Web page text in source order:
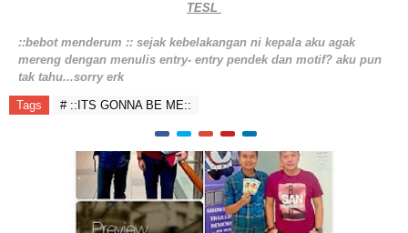
TESL
::bebot menderum :: sejak kebelakangan ni kepala aku agak
mereng dengan menulis entry- entry pendek dan motif? aku pun
tak tahu...sorry erk
Tags # ::ITS GONNA BE ME::